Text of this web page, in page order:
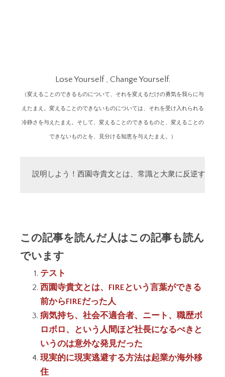
Lose Yourself , Change Yourself.
（変えることのできるものについて、それを変えるだけの勇気を我らに与
えたまえ。変えることのできないものについては、それを受け入れられる
冷静さを与えたまえ。そして、変えることのできるものと、変えることの
できないものとを、見分ける知恵を与えたまえ。）
説明しよう！西園寺貴文とは、常識と大衆に反逆する
この記事を読んだ人はこの記事も読ん
でいます
テスト
西園寺貴文とは、FIREという言葉ができる
前からFIREだった人
病気持ち、社会不適合者、ニート、職歴ボ
ロボロ、という人間ほど社長になるべきと
いうのは意外な発見だった
現実的に現実逃避する方法は起業か海外移
住